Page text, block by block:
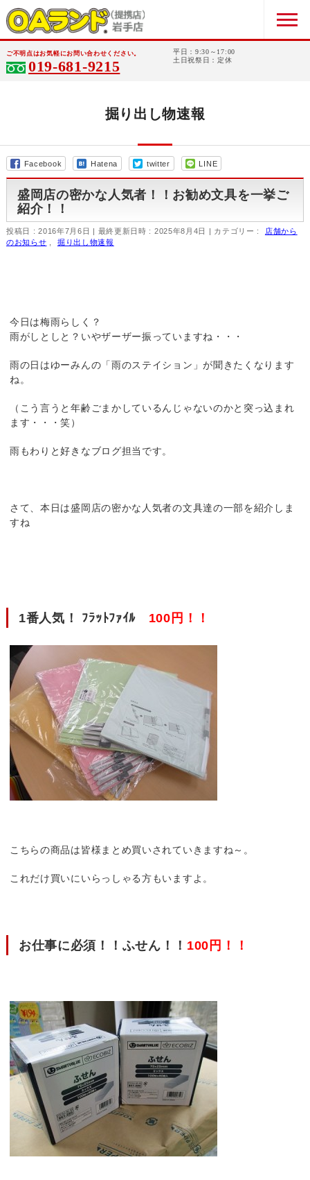
ご不明点はお気軽にお問い合わせください。
019-681-9215
平日：9:30～17:00
土日祝祭日：定休
掘り出し物速報
Facebook Hatena twitter LINE
盛岡店の密かな人気者！！お勧め文具を一挙ご
紹介！！
投稿日 : 2016年7月6日 最終更新日時 : 2025年8月4日 カテゴリー :
店舗から
のお知らせ
掘り出し物速報
今日は梅雨らしく？
雨がしとしと？いやザーザー振っていますね・・・
雨の日はゆーみんの「雨のステイション」が聞きたくなります
ね。
（こう言うと年齢ごまかしているんじゃないのかと突っ込まれ
ます・・・笑）
雨もわりと好きなブログ担当です。
さて、本日は盛岡店の密かな人気者の文具達の一部を紹介しま
すね
1番人気！ ﾌﾗｯﾄﾌｧｲﾙ 100円！！
こちらの商品は皆様まとめ買いされていきますね～。
これだけ買いにいらっしゃる方もいますよ。
お仕事に必須！！ふせん！！ 100円！！